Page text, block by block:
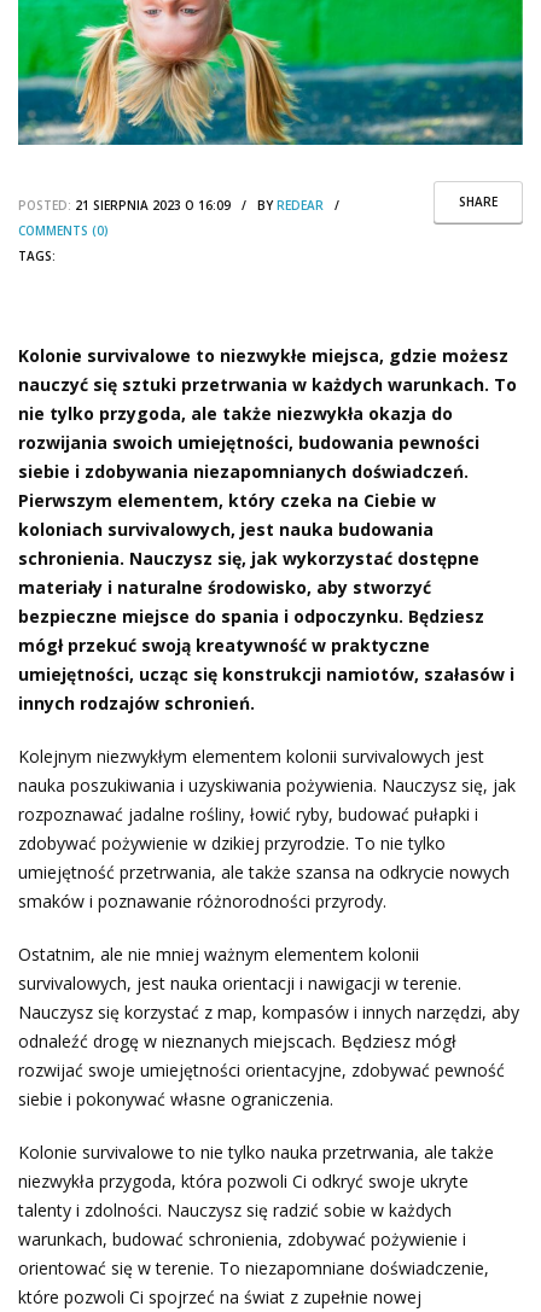
SHARE
POSTED: 21 SIERPNIA 2023 O 16:09 / BYREDEAR /
COMMENTS (0)
TAGS:
Kolonie survivalowe to niezwykłe miejsca, gdzie możesz
nauczyć się sztuki przetrwania w każdych warunkach. To
nie tylko przygoda, ale także niezwykła okazja do
rozwijania swoich umiejętności, budowania pewności
siebie i zdobywania niezapomnianych doświadczeń.
Pierwszym elementem, który czeka na Ciebie w
koloniach survivalowych, jest nauka budowania
schronienia. Nauczysz się, jak wykorzystać dostępne
materiały i naturalne środowisko, aby stworzyć
bezpieczne miejsce do spania i odpoczynku. Będziesz
mógł przekuć swoją kreatywność w praktyczne
umiejętności, ucząc się konstrukcji namiotów, szałasów i
innych rodzajów schronień.
Kolejnym niezwykłym elementem kolonii survivalowych jest
nauka poszukiwania i uzyskiwania pożywienia. Nauczysz się, jak
rozpoznawać jadalne rośliny, łowić ryby, budować pułapki i
zdobywać pożywienie w dzikiej przyrodzie. To nie tylko
umiejętność przetrwania, ale także szansa na odkrycie nowych
smaków i poznawanie różnorodności przyrody.
Ostatnim, ale nie mniej ważnym elementem kolonii
survivalowych, jest nauka orientacji i nawigacji w terenie.
Nauczysz się korzystać z map, kompasów i innych narzędzi, aby
odnaleźć drogę w nieznanych miejscach. Będziesz mógł
rozwijać swoje umiejętności orientacyjne, zdobywać pewność
siebie i pokonywać własne ograniczenia.
Kolonie survivalowe to nie tylko nauka przetrwania, ale także
niezwykła przygoda, która pozwoli Ci odkryć swoje ukryte
talenty i zdolności. Nauczysz się radzić sobie w każdych
warunkach, budować schronienia, zdobywać pożywienie i
orientować się w terenie. To niezapomniane doświadczenie,
które pozwoli Ci spojrzeć na świat z zupełnie nowej